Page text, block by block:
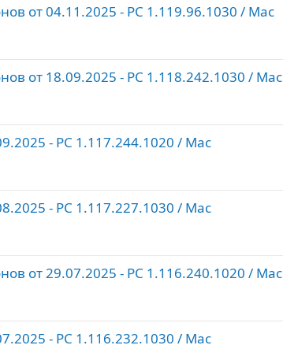
от 04.11.2025 - PC 1.119.96.1030 / Maс
от 18.09.2025 - PC 1.118.242.1030 / Maс
- PC 1.117.244.1020 / Maс
- PC 1.117.227.1030 / Maс
от 29.07.2025 - PC 1.116.240.1020 / Maс
- PC 1.116.232.1030 / Maс